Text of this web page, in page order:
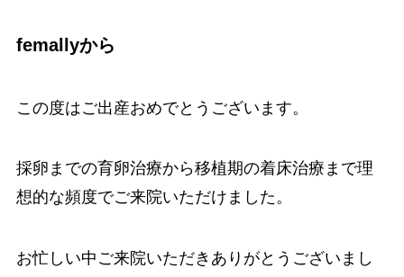
femallyから
この度はご出産おめでとうございます。
採卵までの育卵治療から移植期の着床治療まで理
想的な頻度でご来院いただけました。
お忙しい中ご来院いただきありがとうございまし